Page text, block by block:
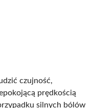
czujność,
prędkością
silnych bólów